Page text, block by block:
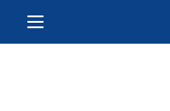
Navigation umschalten